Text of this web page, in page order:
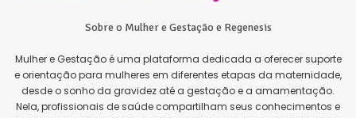
Sobre o Mulher e Gestação e Regenesis
Mulher e Gestação é uma plataforma dedicada a oferecer suporte
e orientação para mulheres em diferentes etapas da maternidade,
desde o sonho da gravidez até a gestação e a amamentação.
Nela, profissionais de saúde compartilham seus conhecimentos e